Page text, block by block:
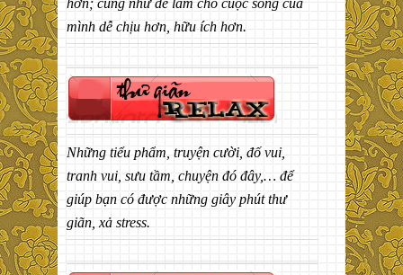
mình dễ chịu hơn, hữu ích hơn.
Những tiểu phẩm, truyện cười, đố vui,
tranh vui, sưu tầm, chuyện đó đây,… để
giúp bạn có được những giây phút thư
giãn, xả stress.